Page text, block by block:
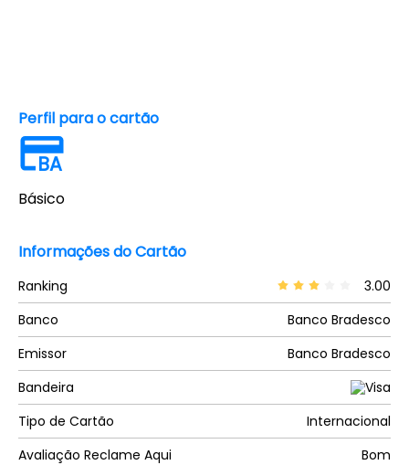
Perfil para o cartão
BA
Básico
Informações do Cartão
Ranking
3.00
Banco
Banco Bradesco
Emissor
Banco Bradesco
Bandeira
Tipo de Cartão
Internacional
Avaliação Reclame Aqui
Bom